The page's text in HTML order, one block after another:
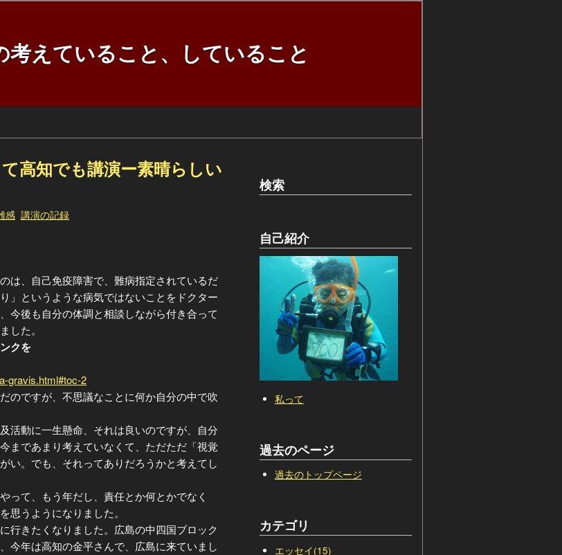
考えていること、していること
高知でも講演ー素晴らしい
感 講演の記録
は、自己免疫障害で、難病指定されているだ
」というような病気ではないことをドクター
今後も自分の体調と相談しながら付き合って
した。
クを
gravis.html#toc-2
のですが、不思議なことに何か自分の中で吹
活動に一生懸命、それは良いのですが、自分
まであまり考えていなくて、ただただ「視覚
い。でも、それってありだろうかと考えてし
て、もう年だし、責任とか何とかでなく
思うようになりました。
行きたくなりました。広島の中四国ブロック
今年は高知の金平さんで、広島に来ていまし
検索
自己紹介
私って
過去のページ
過去のトップページ
カテゴリ
エッセイ(15)